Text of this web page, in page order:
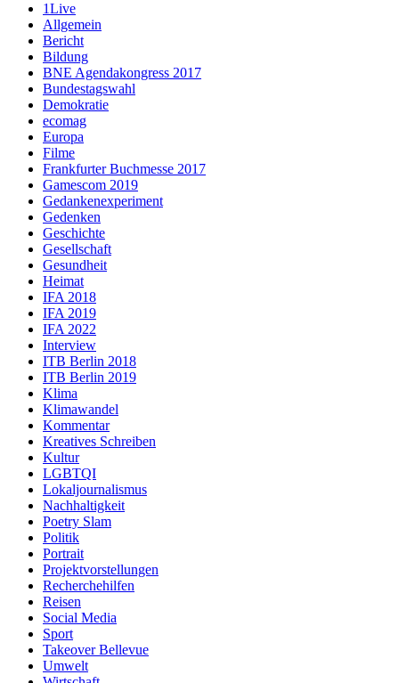
1Live
Allgemein
Bericht
Bildung
BNE Agendakongress 2017
Bundestagswahl
Demokratie
ecomag
Europa
Filme
Frankfurter Buchmesse 2017
Gamescom 2019
Gedankenexperiment
Gedenken
Geschichte
Gesellschaft
Gesundheit
Heimat
IFA 2018
IFA 2019
IFA 2022
Interview
ITB Berlin 2018
ITB Berlin 2019
Klima
Klimawandel
Kommentar
Kreatives Schreiben
Kultur
LGBTQI
Lokaljournalismus
Nachhaltigkeit
Poetry Slam
Politik
Portrait
Projektvorstellungen
Recherchehilfen
Reisen
Social Media
Sport
Takeover Bellevue
Umwelt